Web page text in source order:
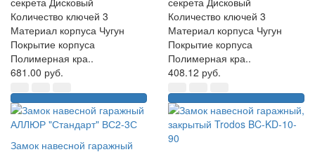
Количество ключей 3
Материал корпуса Чугун
Покрытие корпуса
Полимерная кра..
681.00 руб.
Количество ключей 3
Материал корпуса Чугун
Покрытие корпуса
Полимерная кра..
408.12 руб.
Замок навесной гаражный